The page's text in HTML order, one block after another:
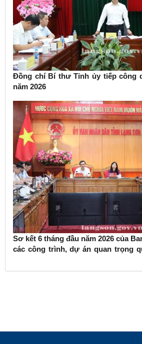
Đồng chí Bí thư Tỉnh ủy tiếp công
năm 2026
Sơ kết 6 tháng đầu năm 2026 của
các công trình, dự án quan trọng